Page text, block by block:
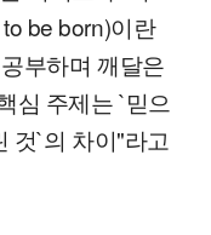
be born)이란
부하며 깨달은
심 주제는 `믿으
것`의 차이"라고